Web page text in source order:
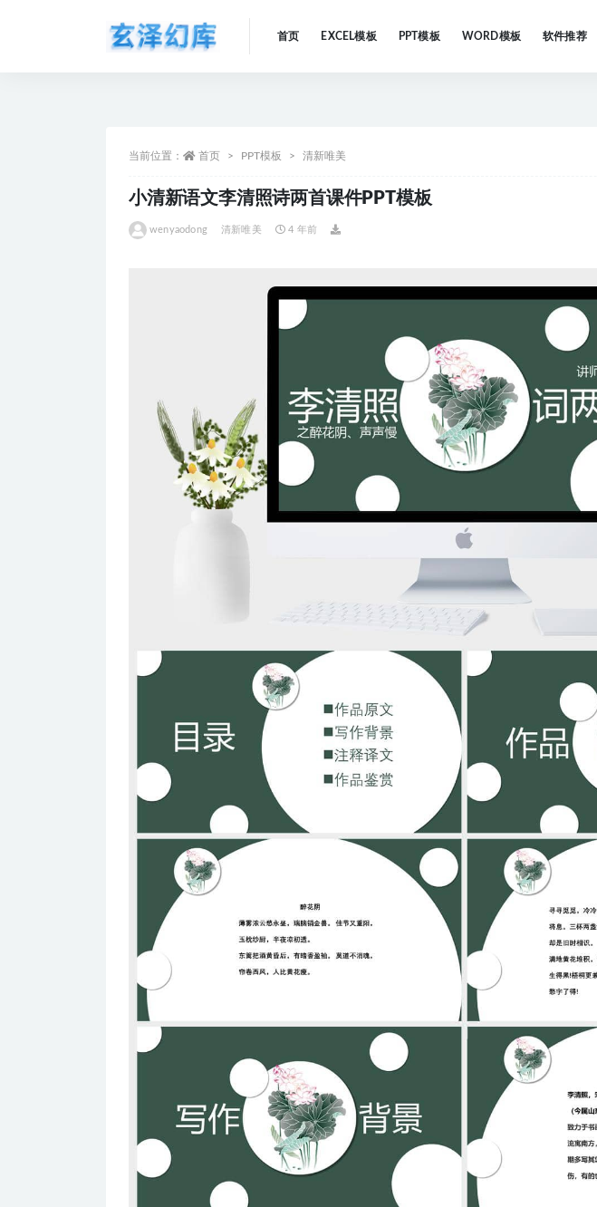
首页 EXCEL模板 PPT模板 WORD模板 软件推荐
当前位置： 首页 PPT模板 清新唯美
小清新语文李清照诗两首课件PPT模板
wenyaodong 清新唯美 4 年前